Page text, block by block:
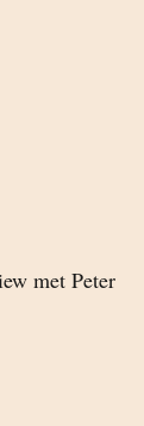
met Peter